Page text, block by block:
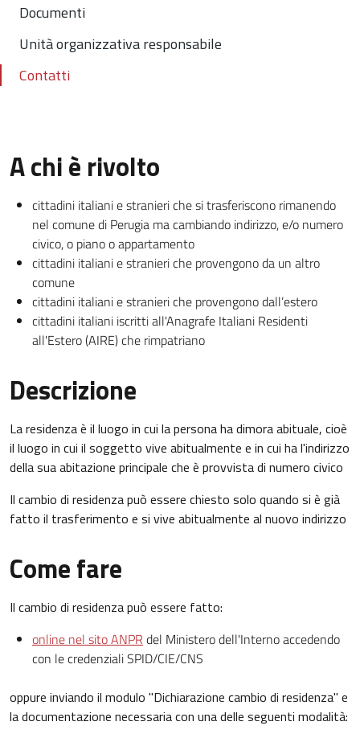
Documenti
Unità organizzativa responsabile
Contatti
A chi è rivolto
cittadini italiani e stranieri che si trasferiscono rimanendo
nel comune di Perugia ma cambiando indirizzo, e/o numero
civico, o piano o appartamento
cittadini italiani e stranieri che provengono da un altro
comune
cittadini italiani e stranieri che provengono dall’estero
cittadini italiani iscritti all'Anagrafe Italiani Residenti
all'Estero (AIRE) che rimpatriano
Descrizione
La residenza è il luogo in cui la persona ha dimora abituale, cioè
il luogo in cui il soggetto vive abitualmente e in cui ha l'indirizzo
della sua abitazione principale che è provvista di numero civico
Il cambio di residenza può essere chiesto solo quando si è già
fatto il trasferimento e si vive abitualmente al nuovo indirizzo
Come fare
Il cambio di residenza può essere fatto:
online nel sito ANPR del Ministero dell'Interno accedendo
con le credenziali SPID/CIE/CNS
oppure inviando il modulo "Dichiarazione cambio di residenza" e
la documentazione necessaria con una delle seguenti modalità: